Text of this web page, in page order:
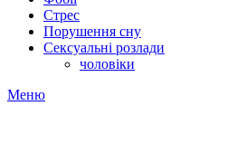
Стрес
Порушення сну
Сексуальні розлади
чоловіки
Меню